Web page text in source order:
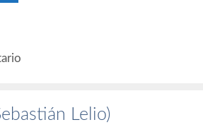
Lelio)